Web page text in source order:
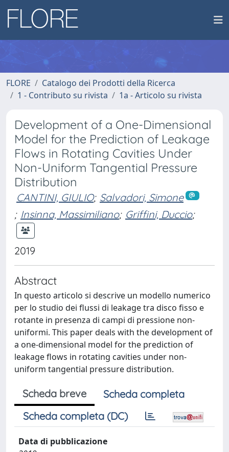
FLORE
Catalogo dei Prodotti della Ricerca
1 - Contributo su rivista
1a - Articolo su rivista
Development of a One-Dimensional
Model for the Prediction of Leakage
Flows in Rotating Cavities Under
Non-Uniform Tangential Pressure
Distribution
CANTINI, GIULIO; Salvadori, Simone
; Insinna, Massimiliano; Griffini, Duccio;
2019
Abstract
In questo articolo si descrive un modello numerico
per lo studio dei flussi di leakage tra disco fisso e
rotante in presenza di campi di pressione non-
uniformi. This paper deals with the development of
a one-dimensional model for the prediction of
leakage flows in rotating cavities under non-
uniform tangential pressure distribution.
Scheda breve
Scheda completa
Scheda completa (DC)
Data di pubblicazione